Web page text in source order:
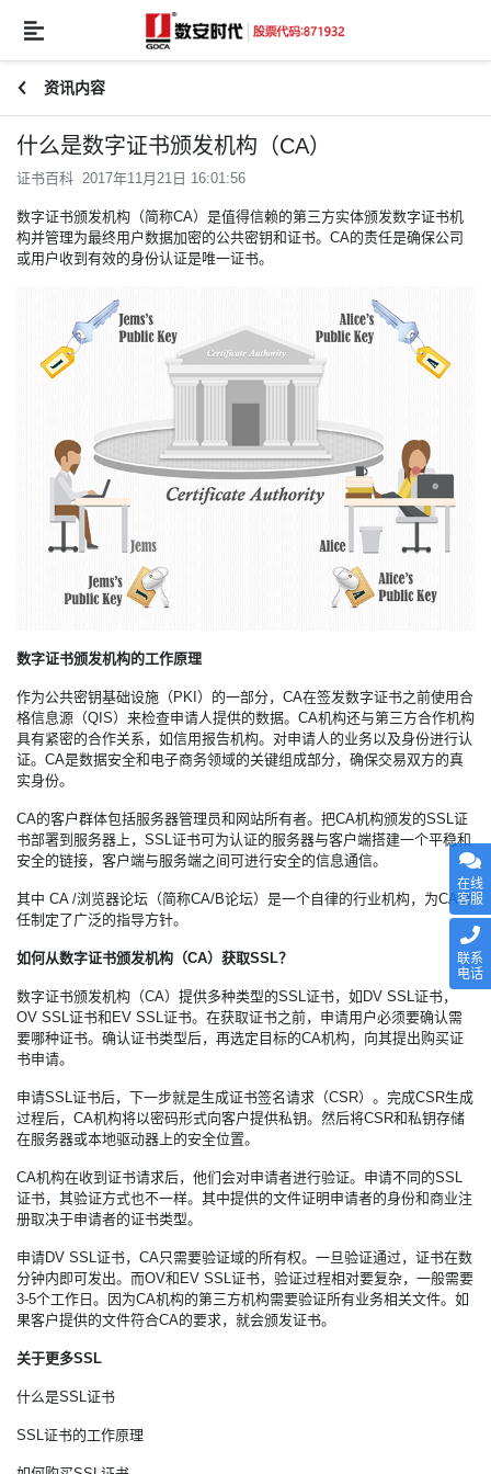
资讯内容
什么是数字证书颁发机构（CA）
证书百科 2017年11月21日 16:01:56
数字证书颁发机构（简称CA）是值得信赖的第三方实体颁发数字证书机
构并管理为最终用户数据加密的公共密钥和证书。CA的责任是确保公司
或用户收到有效的身份认证是唯一证书。
数字证书颁发机构的工作原理
作为公共密钥基础设施（PKI）的一部分，CA在签发数字证书之前使用合
格信息源（QIS）来检查申请人提供的数据。CA机构还与第三方合作机构
具有紧密的合作关系，如信用报告机构。对申请人的业务以及身份进行认
证。CA是数据安全和电子商务领域的关键组成部分，确保交易双方的真
实身份。
CA的客户群体包括服务器管理员和网站所有者。把CA机构颁发的SSL证
书部署到服务器上，SSL证书可为认证的服务器与客户端搭建一个平稳和
安全的链接，客户端与服务端之间可进行安全的信息通信。
其中 CA /浏览器论坛（简称CA/B论坛）是一个自律的行业机构，为CA信
任制定了广泛的指导方针。
如何从数字证书颁发机构（CA）获取SSL？
数字证书颁发机构（CA）提供多种类型的SSL证书，如DV SSL证书，
OV SSL证书和EV SSL证书。在获取证书之前，申请用户必须要确认需
要哪种证书。确认证书类型后，再选定目标的CA机构，向其提出购买证
书申请。
申请SSL证书后，下一步就是生成证书签名请求（CSR）。完成CSR生成
过程后，CA机构将以密码形式向客户提供私钥。然后将CSR和私钥存储
在服务器或本地驱动器上的安全位置。
CA机构在收到证书请求后，他们会对申请者进行验证。申请不同的SSL
证书，其验证方式也不一样。其中提供的文件证明申请者的身份和商业注
册取决于申请者的证书类型。
申请DV SSL证书，CA只需要验证域的所有权。一旦验证通过，证书在数
分钟内即可发出。而OV和EV SSL证书，验证过程相对要复杂，一般需要
3-5个工作日。因为CA机构的第三方机构需要验证所有业务相关文件。如
果客户提供的文件符合CA的要求，就会颁发证书。
关于更多SSL
什么是SSL证书
SSL证书的工作原理
在线
客服
联系
电话